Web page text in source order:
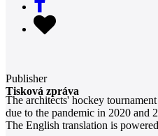
Publisher
Tisková zpráva
The architects' hockey
due to the pandemic in 2020 and
The English translation is